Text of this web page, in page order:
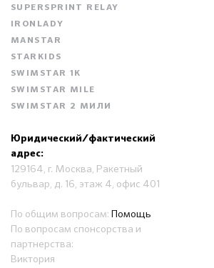
SUPERSPRINT RELAY
IRONLADY
MANSTAR
STARKIDS
SWIMSTAR 1K
SWIMSTAR MILE
SWIMSTAR 2 МИЛИ
Юридический/фактический
адрес:
129164, г. Москва, Ракетный
бульвар, д. 16, этаж 4, офис 401
По общим вопросам: Помощь
По вопросам спонсорства и
партнерства:
Виктория